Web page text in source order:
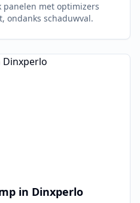
met optimizers
ondanks schaduwval.
in Dinxperlo